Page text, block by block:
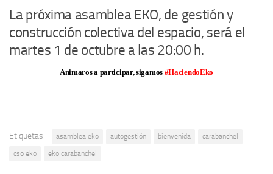
La próxima asamblea EKO, de gestión y
construcción colectiva del espacio, será el
martes 1 de octubre a las 20:00 h.
Animaros a participar, sigamos #HaciendoEko
Etiquetas: asamblea eko autogestión bienvenida
carabanchel
cso eko
eko carabanchel